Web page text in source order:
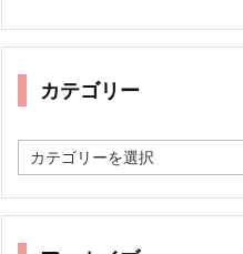
カテゴリー
テ
リ